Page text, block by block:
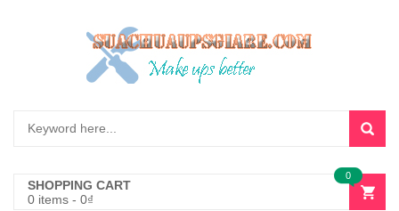
SHOPPING CART
0 items - 0₫
0